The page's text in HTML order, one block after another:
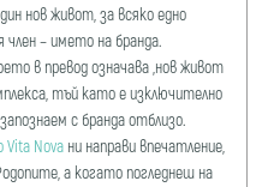
нов живот, за всяко едно
член – името на бранда.
в превод означава „нов живот
тъй като е изключително
с бранда отблизо.
Vita Nova ни направи впечатление,
а когато погледнеш на